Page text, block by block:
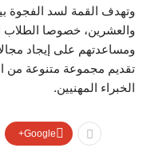
وتهدف القمة لسد الفجوة
والعشرين، خصوصا الطلاب
ومساعدتهم على إيجاد
تقديم مجموعة متنوعة من
الخبراء المهنيين.
Google+